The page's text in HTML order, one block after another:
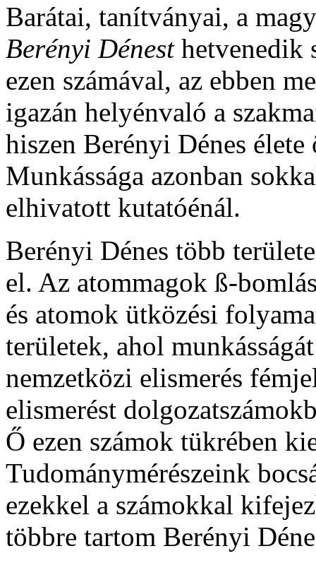
Barátai, tanítványai, a
Berényi Dénest hetvenedik
ezen számával, az ebben
igazán helyénvaló a
hiszen Berényi Dénes
Munkássága azonban
elhivatott kutatóénál.
Berényi Dénes több
el. Az atommagok ß-
és atomok ütközési
területek, ahol
nemzetközi elismerés
elismerést
Ő ezen számok tükrében
Tudománymérészeink
ezekkel a számokkal
többre tartom Berényi